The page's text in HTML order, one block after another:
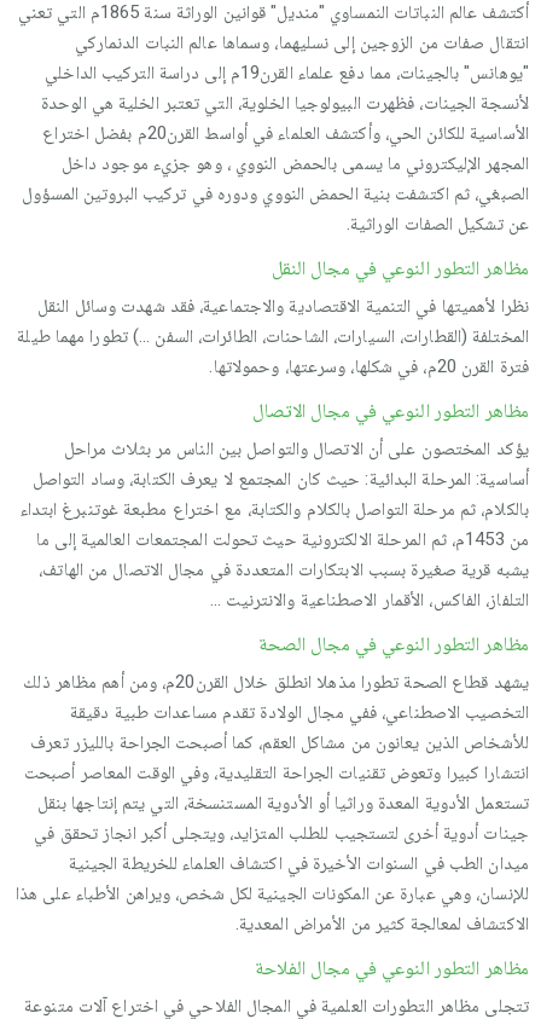
أكتشف عالم النباتات النمساوي "منديل" قوانين الوراثة سنة 1865م التي تعني
انتقال صفات من الزوجين إلى نسليهما، وسماها عالم النبات الدنماركي
"يوهانس" بالجينات، مما دفع علماء القرن19م إلى دراسة التركيب الداخلي
لأنسجة الجينات، فظهرت البيولوجيا الخلوية، التي تعتبر الخلية هي الوحدة
الأساسية للكائن الحي، وأكتشف العلماء في أواسط القرن20م بفضل اختراع
المجهر الإليكتروني ما يسمى بالحمض النووي ، وهو جزيء موجود داخل
الصبغي، ثم اكتشفت بنية الحمض النووي ودوره في تركيب البروتين المسؤول
عن تشكيل الصفات الوراثية.
مظاهر التطور النوعي في مجال النقل
نظرا لأهميتها في التنمية الاقتصادية والاجتماعية، فقد شهدت وسائل النقل
المختلفة (القطارات، السيارات، الشاحنات، الطائرات، السفن ...) تطورا مهما طيلة
فترة القرن 20م، في شكلها، وسرعتها، وحمولاتها.
مظاهر التطور النوعي في مجال الاتصال
يؤكد المختصون على أن الاتصال والتواصل بين الناس مر بثلاث مراحل
أساسية: المرحلة البدائية: حيث كان المجتمع لا يعرف الكتابة، وساد التواصل
بالكلام، ثم مرحلة التواصل بالكلام والكتابة، مع اختراع مطبعة غوتنبرغ ابتداء
من 1453م، ثم المرحلة الالكترونية حيث تحولت المجتمعات العالمية إلى ما
يشبه قرية صغيرة بسبب الابتكارات المتعددة في مجال الاتصال من الهاتف،
التلفاز، الفاكس، الأقمار الاصطناعية والانترنيت ...
مظاهر التطور النوعي في مجال الصحة
يشهد قطاع الصحة تطورا مذهلا انطلق خلال القرن20م، ومن أهم مظاهر ذلك
التخصيب الاصطناعي، ففي مجال الولادة تقدم مساعدات طبية دقيقة
للأشخاص الذين يعانون من مشاكل العقم، كما أصبحت الجراحة بالليزر تعرف
انتشارا كبيرا وتعوض تقنيات الجراحة التقليدية، وفي الوقت المعاصر أصبحت
تستعمل الأدوية المعدة وراثيا أو الأدوية المستنسخة، التي يتم إنتاجها بنقل
جينات أدوية أخرى لتستجيب للطلب المتزايد، ويتجلى أكبر انجاز تحقق في
ميدان الطب في السنوات الأخيرة في اكتشاف العلماء للخريطة الجينية
للإنسان، وهي عبارة عن المكونات الجينية لكل شخص، ويراهن الأطباء على هذا
الاكتشاف لمعالجة كثير من الأمراض المعدية.
مظاهر التطور النوعي في مجال الفلاحة
تتجلى مظاهر التطورات العلمية في المجال الفلاحي في اختراع آلات متنوعة